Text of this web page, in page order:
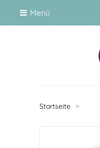
Menü
Startseite >